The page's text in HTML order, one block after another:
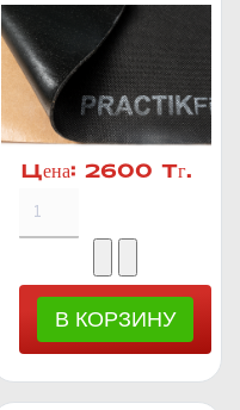
Цена: 2600 Тг.